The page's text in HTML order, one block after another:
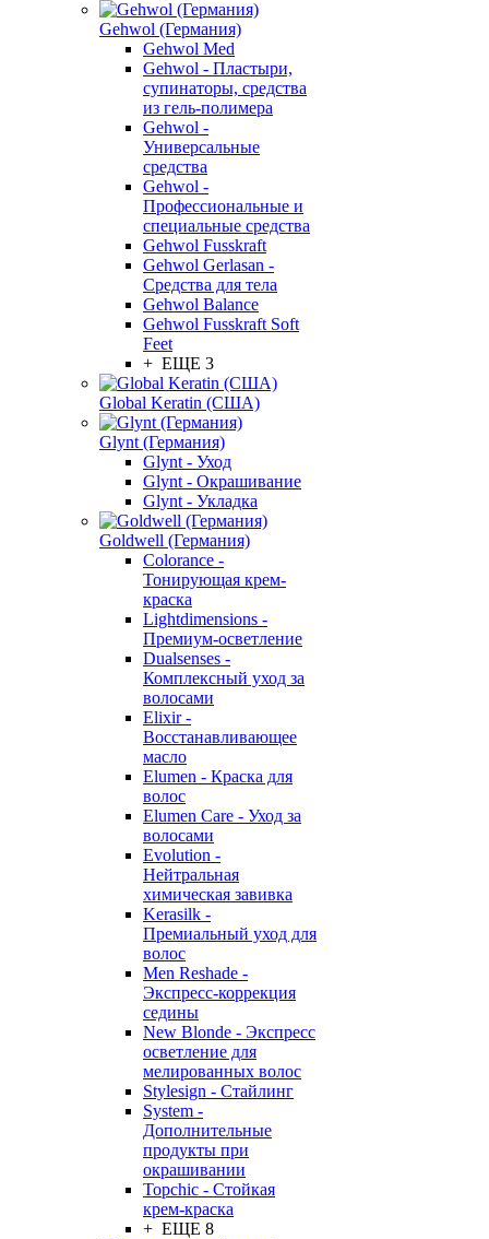
Gehwol (Германия)
Gehwol Med
Gehwol - Пластыри,
супинаторы, средства
из гель-полимера
Gehwol -
Универсальные
средства
Gehwol -
Профессиональные и
специальные средства
Gehwol Fusskraft
Gehwol Gerlasan -
Средства для тела
Gehwol Balance
Gehwol Fusskraft Soft
Feet
+ ЕЩЕ 3
Global Keratin (США)
Glynt (Германия)
Glynt - Уход
Glynt - Окрашивание
Glynt - Укладка
Goldwell (Германия)
Colorance -
Тонирующая крем-
краска
Lightdimensions -
Премиум-осветление
Dualsenses -
Комплексный уход за
волосами
Elixir -
Восстанавливающее
масло
Elumen - Краска для
волос
Elumen Care - Уход за
волосами
Evolution -
Нейтральная
химическая завивка
Kerasilk -
Премиальный уход для
волос
Men Reshade -
Экспресс-коррекция
седины
New Blonde - Экспресс
осветление для
мелированных волос
Stylesign - Стайлинг
System -
Дополнительные
продукты при
окрашивании
Topchic - Стойкая
крем-краска
+ ЕЩЕ 8